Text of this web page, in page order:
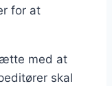
for at
med at
skal